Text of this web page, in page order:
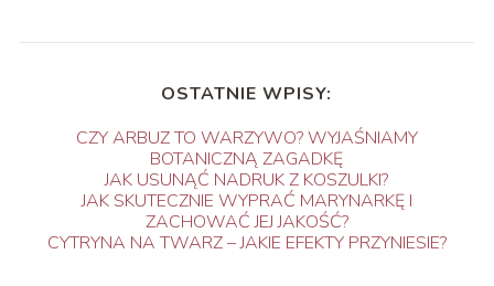
OSTATNIE WPISY:
CZY ARBUZ TO WARZYWO? WYJAŚNIAMY
BOTANICZNĄ ZAGADKĘ
JAK USUNĄĆ NADRUK Z KOSZULKI?
JAK SKUTECZNIE WYPRAĆ MARYNARKĘ I
ZACHOWAĆ JEJ JAKOŚĆ?
CYTRYNA NA TWARZ – JAKIE EFEKTY PRZYNIESIE?